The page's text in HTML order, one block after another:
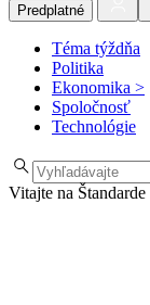
Predplatné
Téma týždňa
Politika
Ekonomika >
Spoločnosť
Technológie
Vitajte na Štandarde